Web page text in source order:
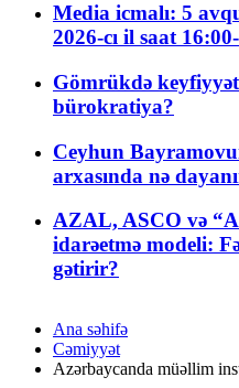
Media icmalı: 5
2026-cı il saat
Gömrükdə
bürokratiya?
Ceyhun
arxasında nə
AZAL, ASCO və
idarəetmə modeli:
gətirir?
Ana səhifə
Cəmiyyət
Azərbaycanda müəllim